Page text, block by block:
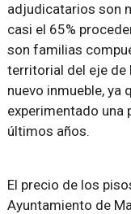
adjudicatarios son
casi el 65%
son familias
territorial del eje de
nuevo inmueble, ya
experimentado
últimos años.
El precio de los
Ayuntamiento de